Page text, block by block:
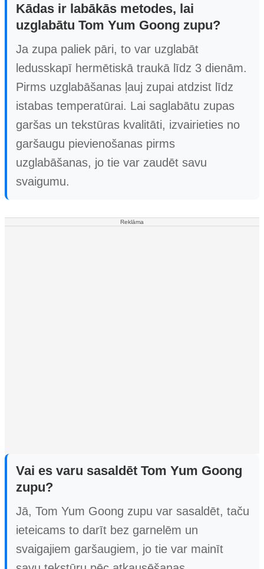
Kādas ir labākās metodes, lai
uzglabātu Tom Yum Goong zupu?
Ja zupa paliek pāri, to var uzglabāt
ledusskapī hermētiskā traukā līdz 3 dienām.
Pirms uzglabāšanas ļauj zupai atdzist līdz
istabas temperatūrai. Lai saglabātu zupas
garšas un tekstūras kvalitāti, izvairieties no
garšaugu pievienošanas pirms
uzglabāšanas, jo tie var zaudēt savu
svaigumu.
Reklāma
Vai es varu sasaldēt Tom Yum Goong
zupu?
Jā, Tom Yum Goong zupu var sasaldēt, taču
ieteicams to darīt bez garnelēm un
svaigajiem garšaugiem, jo tie var mainīt